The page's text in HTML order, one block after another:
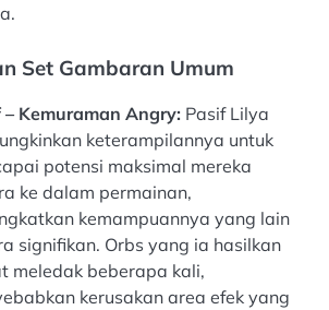
Set Gambaran Umum
– Kemuraman Angry: Pasif Lilya
keterampilannya untuk
potensi maksimal mereka
ke dalam permainan,
kemampuannya yang lain
signifikan. Orbs yang ia hasilkan
meledak beberapa kali,
kerusakan area efek yang